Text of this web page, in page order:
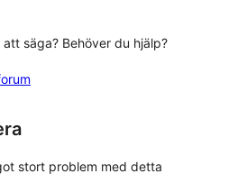
säga? Behöver du hjälp?
stort problem med detta